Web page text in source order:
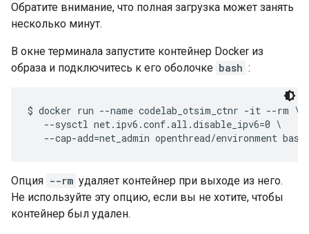
Обратите внимание, что полная загрузка может занять
несколько минут.
В окне терминала запустите контейнер Docker из
образа и подключитесь к его оболочке bash :
$ docker run --name codelab_otsim_ctnr -it --rm \
   --sysctl net.ipv6.conf.all.disable_ipv6=0 \
Опция --rm удаляет контейнер при выходе из него.
Не используйте эту опцию, если вы не хотите, чтобы
контейнер был удален.